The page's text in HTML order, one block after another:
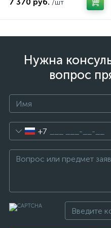
/шт
Нужна
вопрос
+7